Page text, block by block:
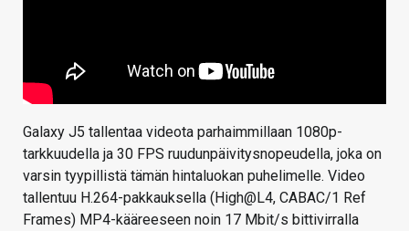
Galaxy J5 tallentaa videota parhaimmillaan 1080p-
tarkkuudella ja 30 FPS ruudunpäivitysnopeudella, joka on
varsin tyypillistä tämän hintaluokan puhelimelle. Video
tallentuu H.264-pakkauksella (High@L4, CABAC/1 Ref
Frames) MP4-kääreeseen noin 17 Mbit/s bittivirralla